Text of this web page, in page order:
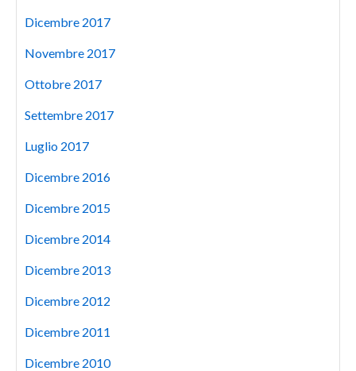
Dicembre 2017
Novembre 2017
Ottobre 2017
Settembre 2017
Luglio 2017
Dicembre 2016
Dicembre 2015
Dicembre 2014
Dicembre 2013
Dicembre 2012
Dicembre 2011
Dicembre 2010